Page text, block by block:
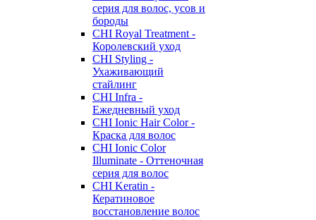
серия для волос, усов и
бороды
CHI Royal Treatment -
Королевский уход
CHI Styling -
Ухаживающий
стайлинг
CHI Infra -
Ежедневный уход
CHI Ionic Hair Color -
Краска для волос
CHI Ionic Color
Illuminate - Оттеночная
серия для волос
CHI Keratin -
Кератиновое
восстановление волос